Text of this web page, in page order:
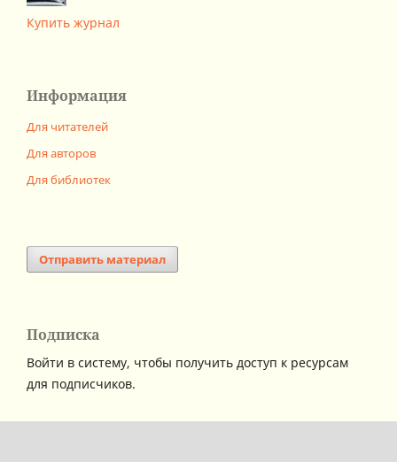
Купить журнал
Информация
Для читателей
Для авторов
Для библиотек
Отправить материал
Подписка
Войти в систему, чтобы получить доступ к ресурсам
для подписчиков.